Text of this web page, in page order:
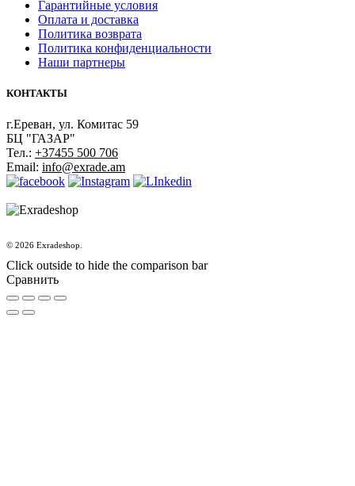
Гарантийные условия
Оплата и доставка
Политика возврата
Политика конфиденциальности
Наши партнеры
КОНТАКТЫ
г.Ереван, ул. Комитас 59
БЦ "ГАЗАР"
Тел.: +37455 500 706
Email: info@exrade.am
© 2026 Exradeshop.
Click outside to hide the comparison bar
Сравнить